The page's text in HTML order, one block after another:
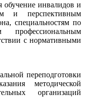
обучение инвалидов и
и перспективным
специальностям по
профессиональным
с нормативными
переподготовки
методической
организаций